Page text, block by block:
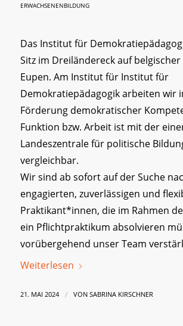
ERWACHSENENBILDUNG
Das Institut für
Sitz im Dreiländereck auf belgischer
Eupen. Am Institut für Institut für
Demokratiepädagogik arbeiten wir
Förderung demokratischer
Funktion bzw. Arbeit ist mit der
Landeszentrale für politische
vergleichbar.
Wir sind ab sofort auf der Suche
engagierten, zuverlässigen und
Praktikant*innen, die im Rahmen
ein Pflichtpraktikum absolvieren
vorübergehend unser Team
Weiterlesen
21. MAI 2024 / VON SABRINA KIRSCHNER